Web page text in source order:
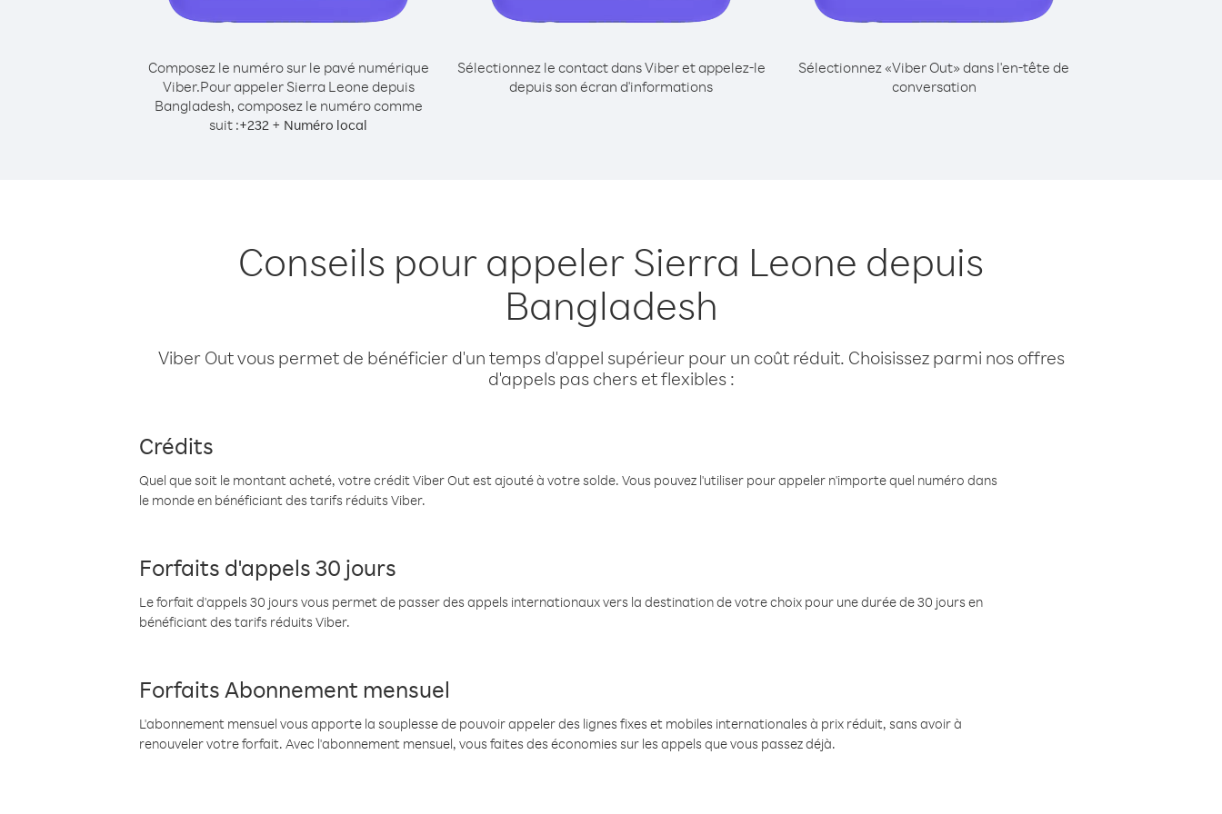
Composez le numéro sur le pavé numérique
Viber.Pour appeler Sierra Leone depuis
Bangladesh, composez le numéro comme
suit :+232 + Numéro local
Sélectionnez le contact dans Viber et appelez-le
depuis son écran d'informations
Sélectionnez «Viber Out» dans l'en-tête de
conversation
Conseils pour appeler Sierra Leone depuis
Bangladesh
Viber Out vous permet de bénéficier d'un temps d'appel supérieur pour un coût réduit. Choisissez parmi nos offres
d'appels pas chers et flexibles :
Crédits
Quel que soit le montant acheté, votre crédit Viber Out est ajouté à votre solde. Vous pouvez l'utiliser pour appeler n'importe quel numéro dans
le monde en bénéficiant des tarifs réduits Viber.
Forfaits d'appels 30 jours
Le forfait d'appels 30 jours vous permet de passer des appels internationaux vers la destination de votre choix pour une durée de 30 jours en
bénéficiant des tarifs réduits Viber.
Forfaits Abonnement mensuel
L'abonnement mensuel vous apporte la souplesse de pouvoir appeler des lignes fixes et mobiles internationales à prix réduit, sans avoir à
renouveler votre forfait. Avec l'abonnement mensuel, vous faites des économies sur les appels que vous passez déjà.